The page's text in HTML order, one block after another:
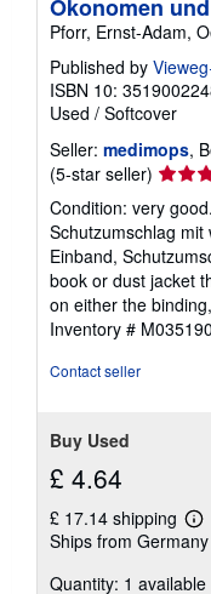
Ökonomen
Pforr, Ernst-Adam,
Published by
ISBN 10:
Used / Softcover
Seller: medimops,
(5-star seller) Seller
5
out
of
5
stars
Condition: very
Schutzumschlag
Einband,
book or dust jacket
on either the
Inventory #
Contact seller
Buy Used
£ 4.64
£ 17.14 shipping
Ships from
Quantity: 1 available